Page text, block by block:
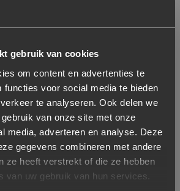
gebruik van cookies
om content en advertenties te
functies voor social media te bieden
te analyseren. Ook delen we
van onze site met onze
media, adverteren en analyse. Deze
gegevens combineren met andere
ze heeft verstrekt of die ze hebben
van uw gebruik van hun services.
wit